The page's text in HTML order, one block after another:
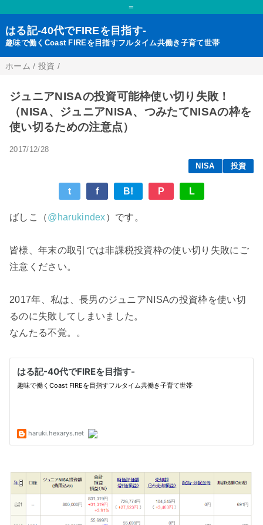
=
はる記-40代でFIREを目指す-
趣味で働くCoast FIREを目指すフルタイム共働き子育て世帯
ホーム / 投資 /
ジュニアNISAの投資可能枠使い切り失敗！
（NISA、ジュニアNISA、つみたてNISAの枠を
使い切るための注意点）
2017/12/28
NISA
投資
t f B! P L
ばしこ（@harukindex）です。
皆様、年末の取引では非課税投資枠の使い切り失敗にご
注意ください。
2017年、私は、長男のジュニアNISAの投資枠を使い切
るのに失敗してしまいました。
なんたる不覚。。